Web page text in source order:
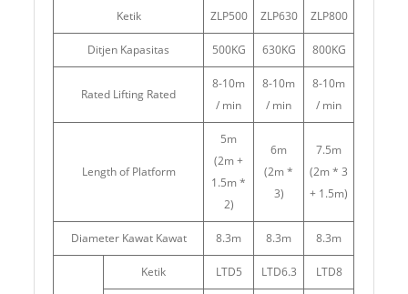
Ketik ZLP500 ZLP630 ZLP800
Ditjen Kapasitas 500KG 630KG 800KG
Rated Lifting Rated
8-10m
/ min
8-10m
/ min
8-10m
/ min
Length of Platform
5m
(2m +
1.5m *
2)
6m
(2m *
3)
7.5m
(2m * 3
+ 1.5m)
Diameter Kawat Kawat 8.3m 8.3m 8.3m
Ketik LTD5 LTD6.3 LTD8